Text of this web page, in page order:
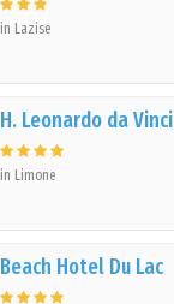
in Lazise
H. Leonardo da Vinci
in Limone
Beach Hotel Du Lac